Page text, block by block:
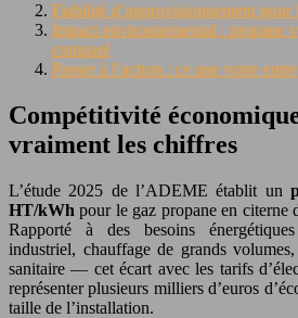
Fiabilité d’approvisionnement pour
Impact environnemental : propane
comparé
Passer à l’action : ce que votre
Compétitivité
vraiment les chiffres
L’étude 2025 de l’ADEME établit un
HT/kWh pour le gaz propane en citerne
Rapporté à des besoins
industriel, chauffage de grands
sanitaire — cet écart avec les tarifs
représenter plusieurs milliers d’euros
taille de l’installation.